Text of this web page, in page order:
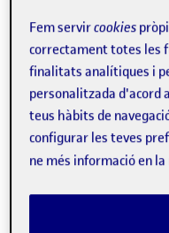
Fem servircookies
correctament totes les
finalitats analítiques i
personalitzada d'acord
teus hàbits de
configurar les teves
ne més informació en